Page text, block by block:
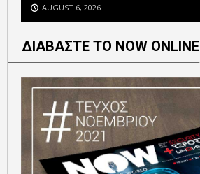
AUGUST 6, 2026
ΔΙΑΒΑΣΤΕ ΤΟ NOW ONLINE